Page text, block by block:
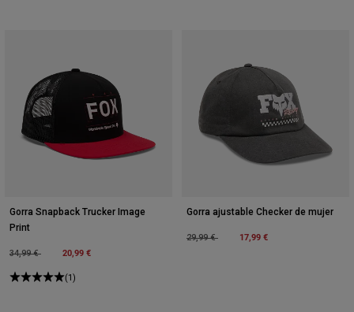
Gorra Snapback Trucker Image
Print
Price reduced from
34,99 €to 20,99 €
(1)
Gorra ajustable Checker de mujer
Price reduced from
29,99 €to 17,99 €